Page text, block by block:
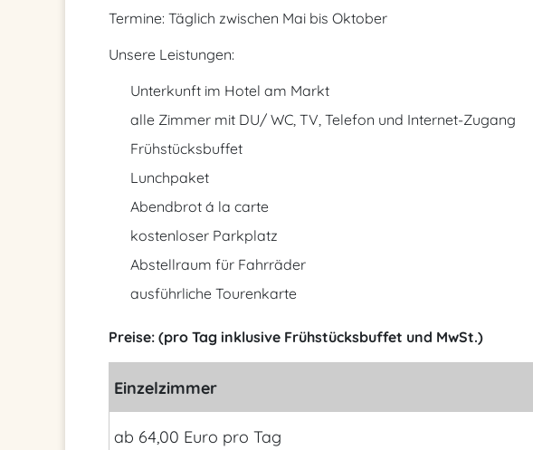
Termine: Täglich zwischen Mai bis Oktober
Unsere Leistungen:
Unterkunft im Hotel am Markt
alle Zimmer mit DU/ WC, TV, Telefon und Internet-Zugang
Frühstücksbuffet
Lunchpaket
Abendbrot á la carte
kostenloser Parkplatz
Abstellraum für Fahrräder
ausführliche Tourenkarte
Preise: (pro Tag inklusive Frühstücksbuffet und MwSt.)
Einzelzimmer
ab 64,00 Euro pro Tag